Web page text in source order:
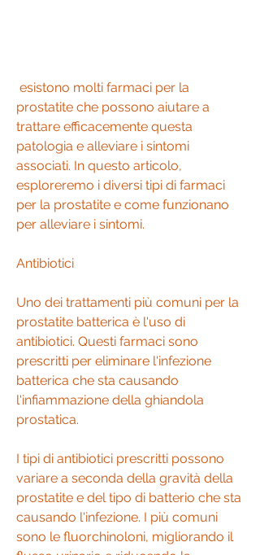
prostatite che possono aiutare a
trattare efficacemente questa
patologia e alleviare i sintomi
associati. In questo articolo,
esploreremo i diversi tipi di farmaci
per la prostatite e come funzionano
per alleviare i sintomi.
Antibiotici
Uno dei trattamenti più comuni per la
prostatite batterica è l'uso di
antibiotici. Questi farmaci sono
prescritti per eliminare l'infezione
batterica che sta causando
l'infiammazione della ghiandola
prostatica.
I tipi di antibiotici prescritti possono
variare a seconda della gravità della
prostatite e del tipo di batterio che sta
causando l'infezione. I più comuni
sono le fluorchinoloni, migliorando il